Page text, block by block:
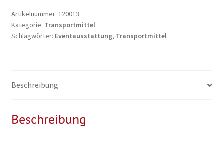
Artikelnummer: 120013
Kategorie: Transportmittel
Schlagwörter: Eventausstattung, Transportmittel
Beschreibung
Beschreibung